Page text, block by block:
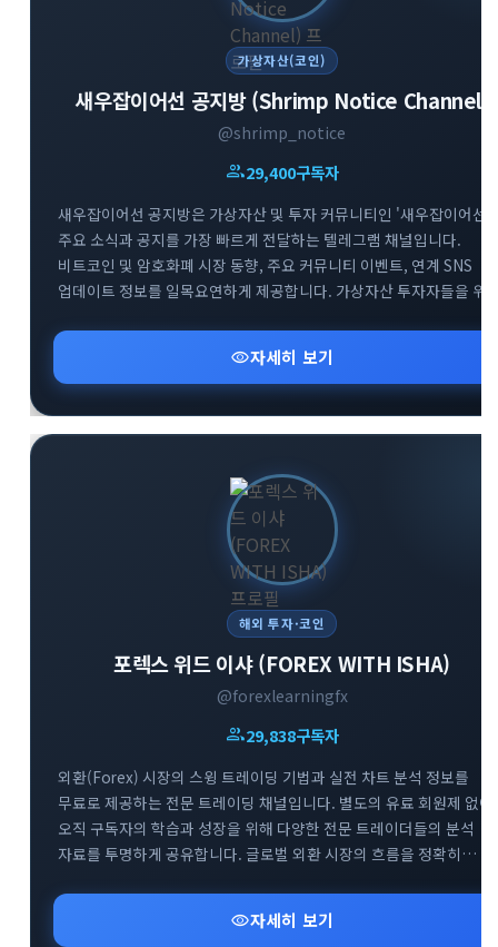
가상자산(코인)
새우잡이어선 공지방 (Shrimp Notice Channel)
@shrimp_notice
group29,400구독자
새우잡이어선 공지방은 가상자산 및 투자 커뮤니티인 '새우잡이어선'
주요 소식과 공지를 가장 빠르게 전달하는 텔레그램 채널입니다.
비트코인 및 암호화폐 시장 동향, 주요 커뮤니티 이벤트, 연계 SNS
업데이트 정보를 일목요연하게 제공합니다. 가상자산 투자자들을 위
신속하게 확인하실 수 있습니다.
visibility자세히 보기
해외 투자·코인
포렉스 위드 이샤 (FOREX WITH ISHA)
@forexlearningfx
group29,838구독자
외환(Forex) 시장의 스윙 트레이딩 기법과 실전 차트 분석 정보를
무료로 제공하는 전문 트레이딩 채널입니다. 별도의 유료 회원제 없이
오직 구독자의 학습과 성장을 위해 다양한 전문 트레이더들의 분석
자료를 투명하게 공유합니다. 글로벌 외환 시장의 흐름을 정확히
인사이트를 전달합니다. 외환 투자 초보자부터 실전 매매자까지 부담
없이 유용한 금융 정보를 얻어가실 수 있습니다.
visibility자세히 보기